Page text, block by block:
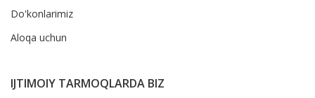
Do'konlarimiz
Aloqa uchun
IJTIMOIY TARMOQLARDA BIZ